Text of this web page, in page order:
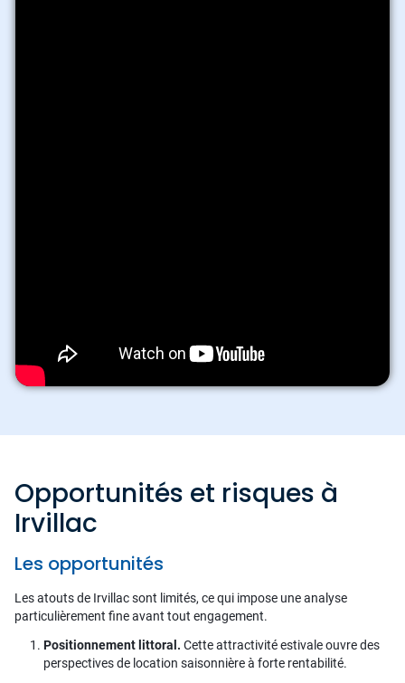
Opportunités et risques à
Irvillac
Les opportunités
Les atouts de Irvillac sont limités, ce qui impose une analyse
particulièrement fine avant tout engagement.
Positionnement littoral. Cette attractivité estivale ouvre des
perspectives de location saisonnière à forte rentabilité.